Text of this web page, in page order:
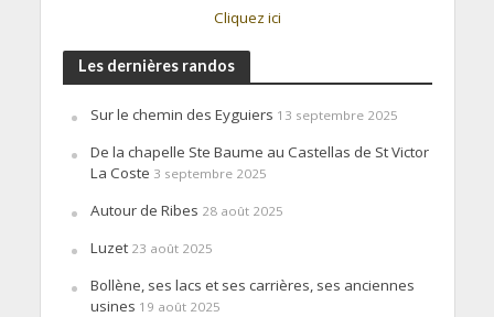
Cliquez ici
Les dernières randos
Sur le chemin des Eyguiers 13 septembre 2025
De la chapelle Ste Baume au Castellas de St Victor
La Coste 3 septembre 2025
Autour de Ribes 28 août 2025
Luzet 23 août 2025
Bollène, ses lacs et ses carrières, ses anciennes
usines 19 août 2025